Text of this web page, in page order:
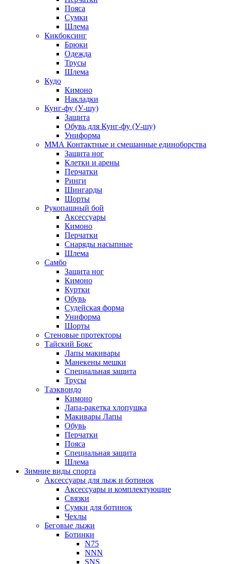
Пояса
Сумки
Шлема
Кикбоксинг
Брюки
Одежда
Трусы
Шлема
Кудо
Кимоно
Накладки
Кунг-фу (У-шу)
Защита
Обувь для Кунг-фу (У-шу)
Униформа
ММА Контактные и смешанные единоборства
Защита ног
Клетки и арены
Перчатки
Ринги
Шингарды
Шорты
Рукопашный бой
Аксессуары
Кимоно
Перчатки
Снаряды насыпные
Шлема
Самбо
Защита ног
Кимоно
Куртки
Обувь
Судейская форма
Униформа
Шорты
Стеновые протекторы
Тайский Бокс
Лапы макивары
Манекены мешки
Специальная защита
Трусы
Таэквондо
Кимоно
Лапа-ракетка хлопушка
Макивары Лапы
Обувь
Перчатки
Пояса
Специальная защита
Шлема
Зимние виды спорта
Аксессуары для лыж и ботинок
Аксессуары и комплектующие
Связки
Сумки для ботинок
Чехлы
Беговые лыжи
Ботинки
N75
NNN
SNS